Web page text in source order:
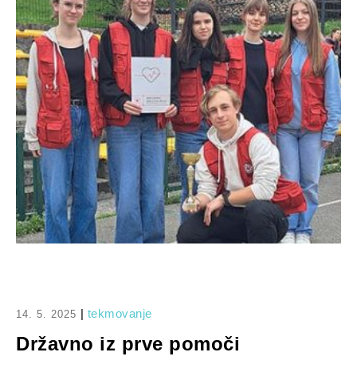
14. 5. 2025 | tekmovanje
Državno iz prve pomoči